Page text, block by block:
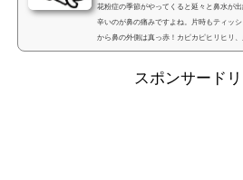
花粉症の季節がやってくると延々と鼻水が
辛いのが鼻の痛みですよね。片時もティッ
から鼻の外側は真っ赤！カピカピヒリヒリ
鼻のかみすぎで鼻の外側が痛くてしょうが
サラサラの水のような鼻水がとめどなく流
スポンサード